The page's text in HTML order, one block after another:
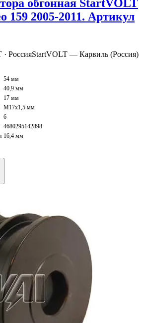
обгонная StartVOLT
159 2005-2011. Артикул
· РоссияStartVOLT — Карвиль (Россия)
54 мм
40,9 мм
17 мм
M17x1,5 мм
6
4680295142898
16,4 мм